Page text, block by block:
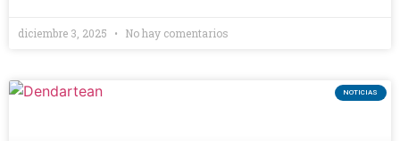
diciembre 3, 2025 No hay comentarios
NOTICIAS